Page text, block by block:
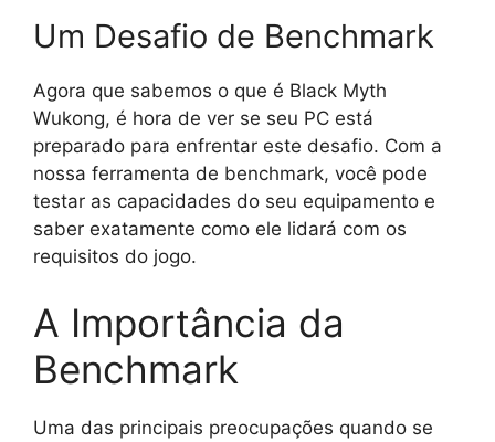
Um Desafio de Benchmark
Agora que sabemos o que é Black Myth
Wukong, é hora de ver se seu PC está
preparado para enfrentar este desafio. Com a
nossa ferramenta de benchmark, você pode
testar as capacidades do seu equipamento e
saber exatamente como ele lidará com os
requisitos do jogo.
A Importância da
Benchmark
Uma das principais preocupações quando se